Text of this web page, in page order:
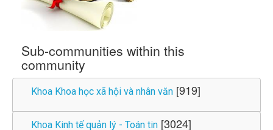
Sub-communities within this
community
Khoa Khoa học xã hội và nhân văn [919]
Khoa Kinh tế quản lý - Toán tin [3024]